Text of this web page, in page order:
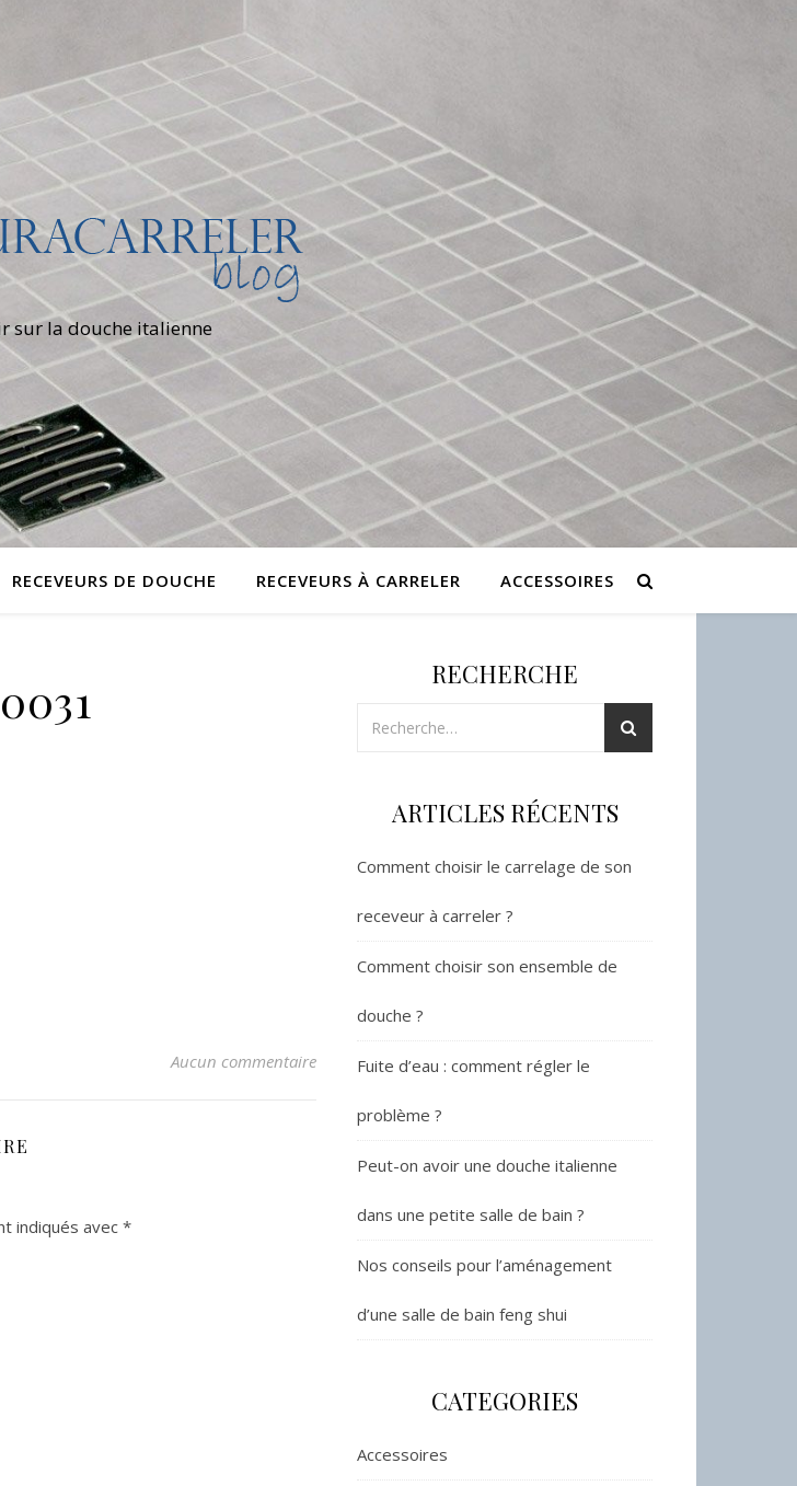
sur la douche italienne
RECEVEURS DE DOUCHE RECEVEURS À CARRELER ACCESSOIRES
Aucun commentaire
indiqués avec*
RECHERCHE
ARTICLES RÉCENTS
Comment choisir le carrelage de son
receveur à carreler ?
Comment choisir son ensemble de
douche ?
Fuite d’eau : comment régler le
problème ?
Peut-on avoir une douche italienne
dans une petite salle de bain ?
Nos conseils pour l’aménagement
d’une salle de bain feng shui
CATEGORIES
Accessoires